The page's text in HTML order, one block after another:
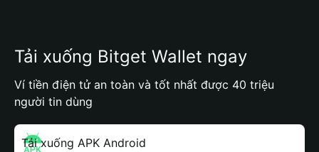
Tải xuống Bitget Wallet ngay
Ví tiền điện tử an toàn và tốt nhất được 40 triệu
người tin dùng
Tải xuống APK Android